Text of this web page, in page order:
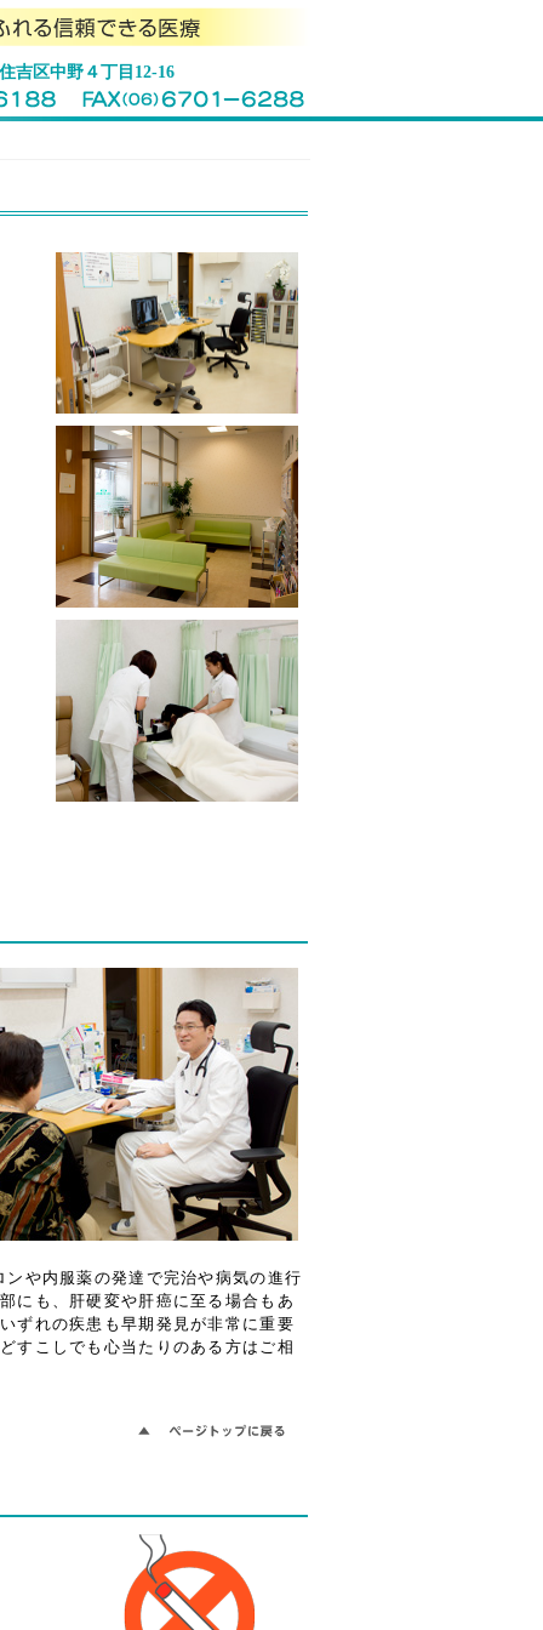
吉区中野４丁目12-16
や内服薬の発達で完治や病気の進行
にも、肝硬変や肝癌に至る場合もあ
ずれの疾患も早期発見が非常に重要
すこしでも心当たりのある方はご相